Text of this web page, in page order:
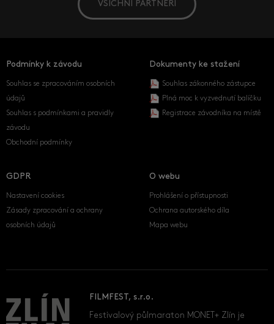
VŠICHNI PARTNEŘI
Podmínky k závodu
Souhlas se zpracováním osobních
údajů
Souhlas s podmínkami a pravidly
závodu
Obchodní podmínky
Dokumenty ke stažení
Souhlas zákonného zástupce
Plná moc k vyzvednutí balíčku
Registrace závodníka na místě
GDPR
Nastavení cookies
Zásady zpracování a ochrany
osobních údajů
O webu
Prohlášení o přístupnosti
Ochrana autorského díla
Mapa webu
FILMFEST, s.r.o.
Festivalový půlmaraton MONET+ Zlín je